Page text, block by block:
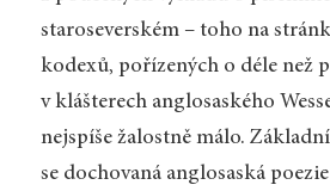
staroseverském – toho na
kodexů, pořízených o déle než
v klášterech anglosaského
nejspíše žalostně málo.
se dochovaná anglosaská